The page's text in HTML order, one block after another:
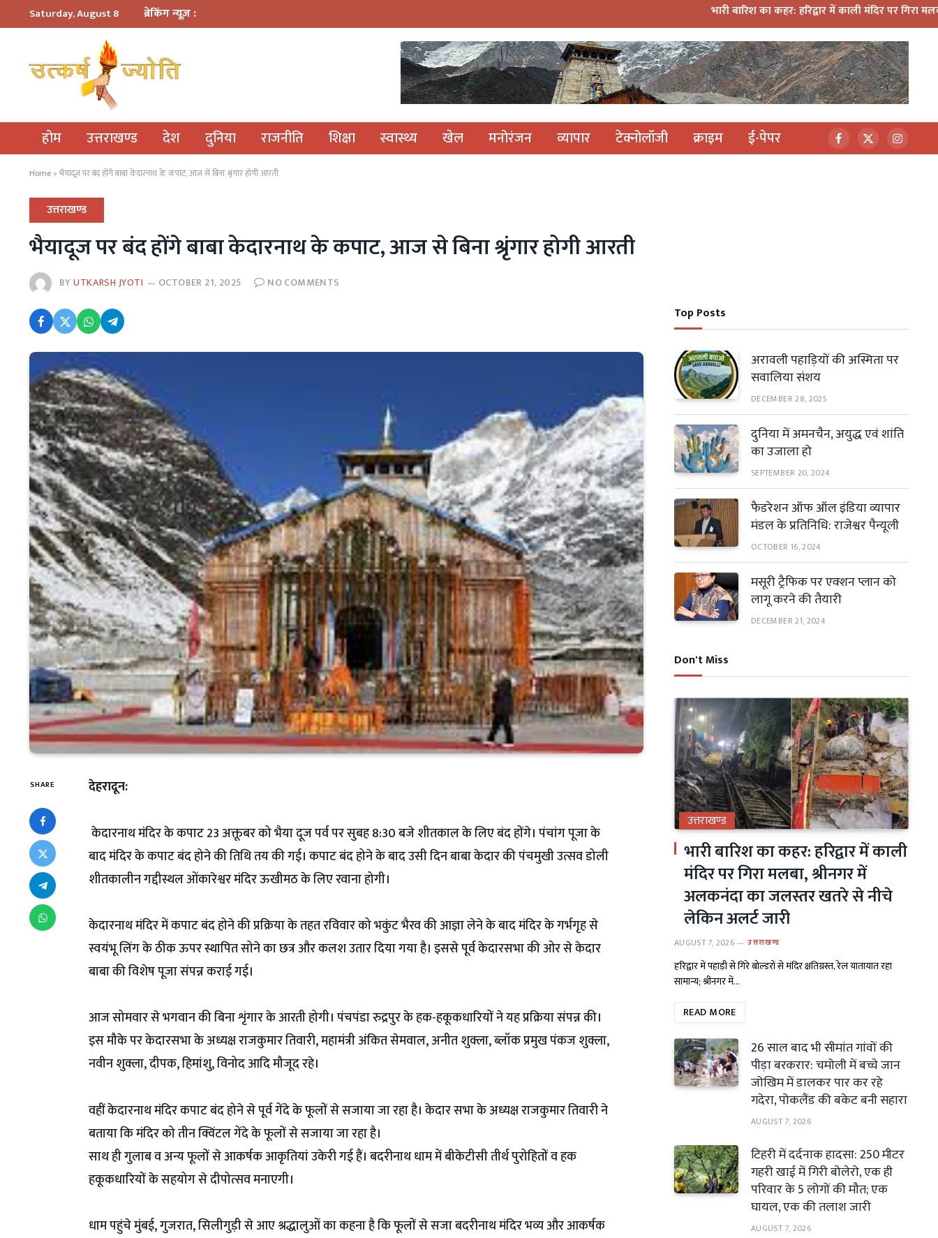
Saturday, August 8 ब्रेकिंग न्यूज़ : भारी बारिश का कहर: हरिद्वार में काली मंदिर पर गिरा मलबा,
होम उत्तराखण्ड देश दुनिया राजनीति शिक्षा स्वास्थ्य खेल मनोरंजन व्यापार टेक्नोलॉजी क्राइम ई-पेपर Facebook
X
(Twitter)
Home » भैयादूज पर बंद होंगे बाबा केदारनाथ के कपाट, आज से बिना श्रृंगार होगी आरती
उत्तराखण्ड
भैयादूज पर बंद होंगे बाबा केदारनाथ के कपाट, आज से बिना श्रृंगार होगी आरती
BYUTKARSH JYOTI OCTOBER 21, 2025 NO COMMENTS
SHARE देहरादून:
केदारनाथ मंदिर के कपाट 23 अक्तूबर को भैया दूज पर्व पर सुबह 8:30 बजे शीतकाल के लिए बंद होंगे। पंचांग पूजा के
बाद मंदिर के कपाट बंद होने की तिथि तय की गई। कपाट बंद होने के बाद उसी दिन बाबा केदार की पंचमुखी उत्सव डोली
शीतकालीन गद्दीस्थल ओंकारेश्वर मंदिर ऊखीमठ के लिए रवाना होगी।
केदारनाथ मंदिर में कपाट बंद होने की प्रक्रिया के तहत रविवार को भकुंट भैरव की आज्ञा लेने के बाद मंदिर के गर्भगृह से
स्वयंभू लिंग के ठीक ऊपर स्थापित सोने का छत्र और कलश उतार दिया गया है। इससे पूर्व केदारसभा की ओर से केदार
बाबा की विशेष पूजा संपन्न कराई गई।
आज सोमवार से भगवान की बिना शृंगार के आरती होगी। पंचपंडा रुद्रपुर के हक-हकूकधारियों ने यह प्रक्रिया संपन्न की।
इस मौके पर केदारसभा के अध्यक्ष राजकुमार तिवारी, महामंत्री अंकित सेमवाल, अनीत शुक्ला, ब्लॉक प्रमुख पंकज शुक्ला,
नवीन शुक्ला, दीपक, हिमांशु, विनोद आदि मौजूद रहे।
वहीं केदारनाथ मंदिर कपाट बंद होने से पूर्व गेंदे के फूलों से सजाया जा रहा है। केदार सभा के अध्यक्ष राजकुमार तिवारी ने
बताया कि मंदिर को तीन क्विंटल गेंदे के फूलों से सजाया जा रहा है।
साथ ही गुलाब व अन्य फूलों से आकर्षक आकृतियां उकेरी गई हैं। बदरीनाथ धाम में बीकेटीसी तीर्थ पुरोहितों व हक
हकूकधारियों के सहयोग से दीपोत्सव मनाएगी।
धाम पहुंचे मुंबई, गुजरात, सिलीगुड़ी से आए श्रद्धालुओं का कहना है कि फूलों से सजा बदरीनाथ मंदिर भव्य और आकर्षक
Top Posts
अरावली पहाड़ियों की अस्मिता पर
सवालिया संशय
DECEMBER 28, 2025
दुनिया में अमनचैन, अयुद्ध एवं शांति
का उजाला हो
SEPTEMBER 20, 2024
फैडरेशन ऑफ ऑल इंडिया व्यापार
मंडल के प्रतिनिधि: राजेश्वर पैन्यूली
OCTOBER 16, 2024
मसूरी ट्रैफिक पर एक्शन प्लान को
लागू करने की तैयारी
DECEMBER 21, 2024
Don't Miss
उत्तराखण्ड
भारी बारिश का कहर: हरिद्वार में काली
मंदिर पर गिरा मलबा, श्रीनगर में
अलकनंदा का जलस्तर खतरे से नीचे
लेकिन अलर्ट जारी
AUGUST 7, 2026 उत्तराखण्ड
हरिद्वार में पहाड़ी से गिरे बोल्डरों से मंदिर क्षतिग्रस्त, रेल यातायात रहा
सामान्य; श्रीनगर में…
READ MORE
26 साल बाद भी सीमांत गांवों की
पीड़ा बरकरार: चमोली में बच्चे जान
जोखिम में डालकर पार कर रहे
गदेरा, पोकलैंड की बकेट बनी सहारा
AUGUST 7, 2026
टिहरी में दर्दनाक हादसा: 250 मीटर
गहरी खाई में गिरी बोलेरो, एक ही
परिवार के 5 लोगों की मौत; एक
घायल, एक की तलाश जारी
AUGUST 7, 2026